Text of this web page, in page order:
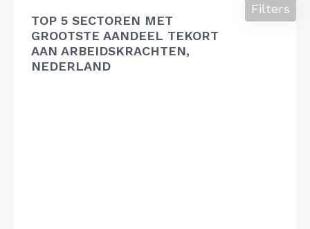
TOP 5 SECTOREN MET
GROOTSTE AANDEEL TEKORT
AAN ARBEIDSKRACHTEN,
NEDERLAND
Filters